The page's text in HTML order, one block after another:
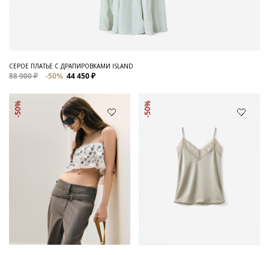
СЕРОЕ ПЛАТЬЕ С ДРАПИРОВКАМИ ISLAND
88 900 ₽ -50% 44 450 ₽
-50% -50%